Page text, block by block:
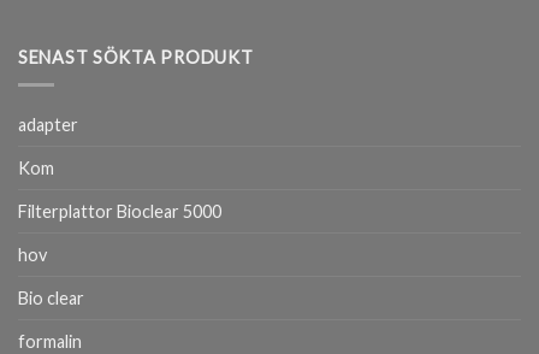
SENAST SÖKTA PRODUKT
adapter
Kom
Filterplattor Bioclear 5000
hov
Bio clear
formalin